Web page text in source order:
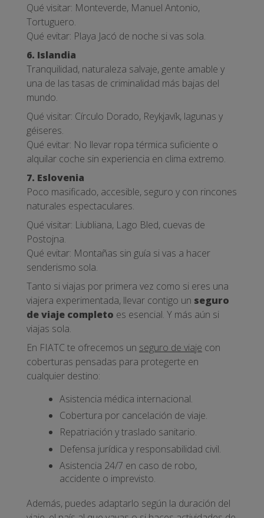
Qué visitar: Monteverde, Manuel Antonio,
Tortuguero.
Qué evitar: Playa Jacó de noche si vas sola.
6. Islandia
Tranquilidad, naturaleza salvaje, gente amable y
una de las tasas de criminalidad más bajas del
mundo.
Qué visitar: Círculo Dorado, Reykjavík, lagunas y
géiseres.
Qué evitar: No llevar ropa térmica suficiente o
alquilar coche sin experiencia en clima extremo.
7. Eslovenia
Poco masificado, accesible, seguro y con rincones
naturales espectaculares.
Qué visitar: Liubliana, Lago Bled, cuevas de
Postojna.
Qué evitar: Montañas sin guía si vas a hacer
senderismo sola.
Tanto si viajas por primera vez como si eres una
viajera experimentada, llevar contigo un seguro
de viaje completo es esencial. Y más aún si
viajas sola.
En FIATC te ofrecemos un seguro de viaje con
coberturas pensadas para protegerte en
cualquier destino:
Asistencia médica internacional.
Cobertura por cancelación de viaje.
Repatriación y traslado sanitario.
Defensa jurídica y responsabilidad civil.
Asistencia 24/7 en caso de robo,
accidente o imprevisto.
Además, puedes adaptarlo según la duración del